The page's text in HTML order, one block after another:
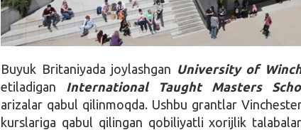
Buyuk Britaniyada joylashgan University of
etiladigan International Taught Masters
arizalar qabul qilinmoqda. Ushbu grantlar
kurslariga qabul qilingan qobiliyatli xorijlik